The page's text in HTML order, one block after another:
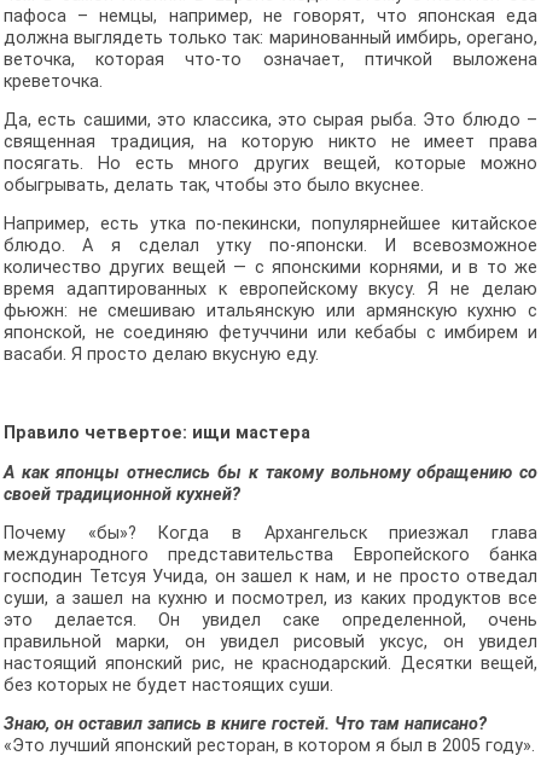
пафоса – немцы, например, не говорят, что японская еда
должна выглядеть только так: маринованный имбирь, орегано,
веточка, которая что-то означает, птичкой выложена
креветочка.
Да, есть сашими, это классика, это сырая рыба. Это блюдо –
священная традиция, на которую никто не имеет права
посягать. Но есть много других вещей, которые можно
обыгрывать, делать так, чтобы это было вкуснее.
Например, есть утка по-пекински, популярнейшее китайское
блюдо. А я сделал утку по-японски. И всевозможное
количество других вещей — с японскими корнями, и в то же
время адаптированных к европейскому вкусу. Я не делаю
фьюжн: не смешиваю итальянскую или армянскую кухню с
японской, не соединяю фетуччини или кебабы с имбирем и
васаби. Я просто делаю вкусную еду.
Правило четвертое: ищи мастера
А как японцы отнеслись бы к такому вольному обращению со
своей традиционной кухней?
Почему «бы»? Когда в Архангельск приезжал глава
международного представительства Европейского банка
господин Тетсуя Учида, он зашел к нам, и не просто отведал
суши, а зашел на кухню и посмотрел, из каких продуктов все
это делается. Он увидел саке определенной, очень
правильной марки, он увидел рисовый уксус, он увидел
настоящий японский рис, не краснодарский. Десятки вещей,
без которых не будет настоящих суши.
Знаю, он оставил запись в книге гостей. Что там написано?
«Это лучший японский ресторан, в котором я был в 2005 году».